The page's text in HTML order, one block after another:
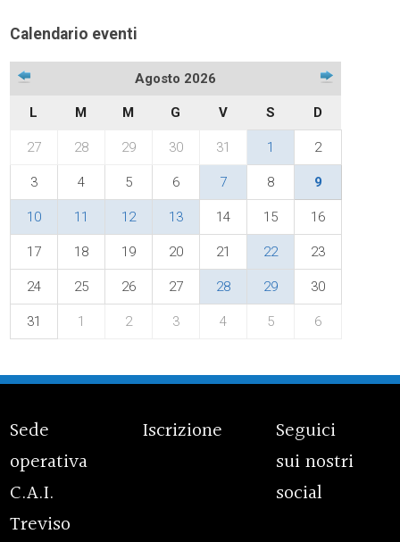
Calendario eventi
Agosto 2026
L M M G V S D
27 28 29 30 31 1 2
3 4 5 6 7 8 9
10 11 12 13 14 15 16
17 18 19 20 21 22 23
24 25 26 27 28 29 30
31 1 2 3 4 5 6
Sede
operativa
C.A.I.
Treviso
Iscrizione
Seguici
sui nostri
social